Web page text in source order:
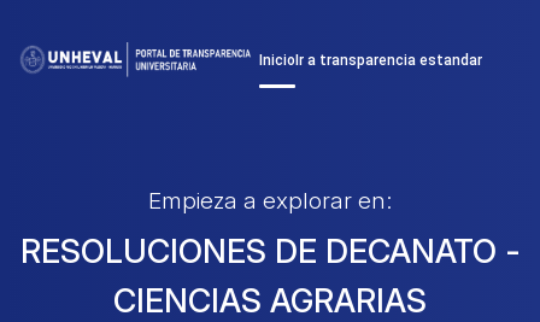
Inicio Ir a transparencia estandar
Empieza a explorar en:
RESOLUCIONES DE DECANATO -
CIENCIAS AGRARIAS